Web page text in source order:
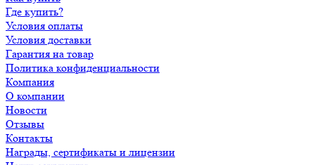
Где купить?
Условия оплаты
Условия доставки
Гарантия на товар
Политика конфиденциальности
Компания
О компании
Новости
Отзывы
Контакты
Награды, сертификаты и лицензии